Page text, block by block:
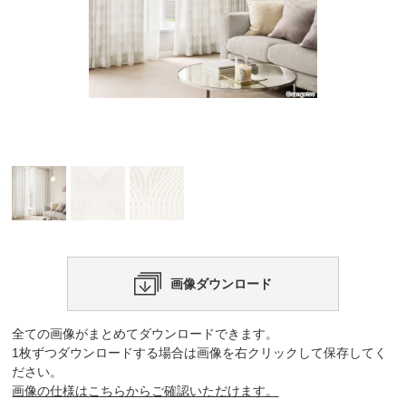
画像ダウンロード
全ての画像がまとめてダウンロードできます。
1枚ずつダウンロードする場合は画像を右クリックして保存してく
ださい。
画像の仕様はこちらからご確認いただけます。